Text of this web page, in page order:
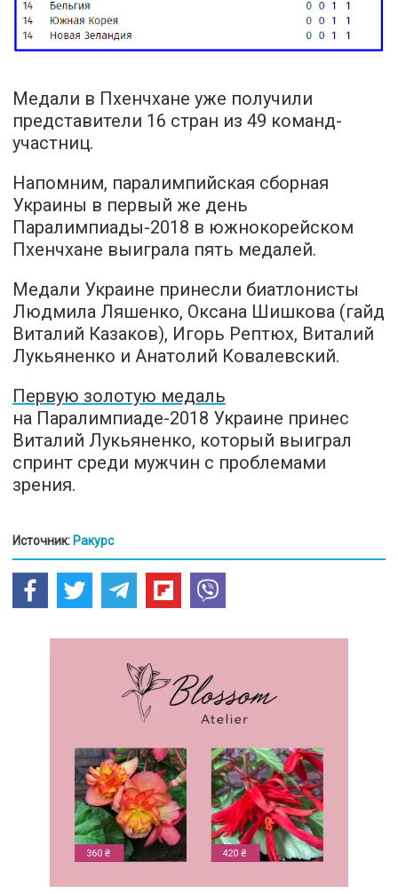
Медали в Пхенчхане уже получили
представители 16 стран из 49 команд-
участниц.
Напомним, паралимпийская сборная
Украины в первый же день
Паралимпиады-2018 в южнокорейском
Пхенчхане выиграла пять медалей.
Медали Украине принесли биатлонисты
Людмила Ляшенко, Оксана Шишкова (гайд
Виталий Казаков), Игорь Рептюх, Виталий
Лукьяненко и Анатолий Ковалевский.
Первую золотую медаль
на Паралимпиаде-2018 Украине принес
Виталий Лукьяненко, который выиграл
спринт среди мужчин с проблемами
зрения.
Источник: Ракурс